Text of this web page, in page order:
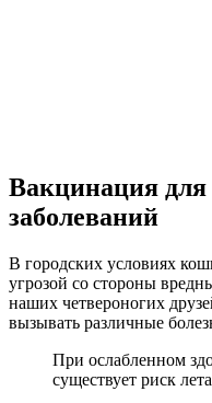
Вакцинация
заболеваний
В городских условиях
угрозой со стороны
наших четвероногих
вызывать различные
При ослабленном
существует риск